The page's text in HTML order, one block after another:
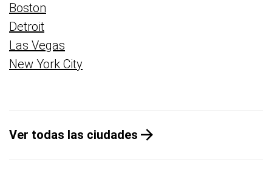
Boston
Detroit
Las Vegas
New York City
Ver todas las ciudades